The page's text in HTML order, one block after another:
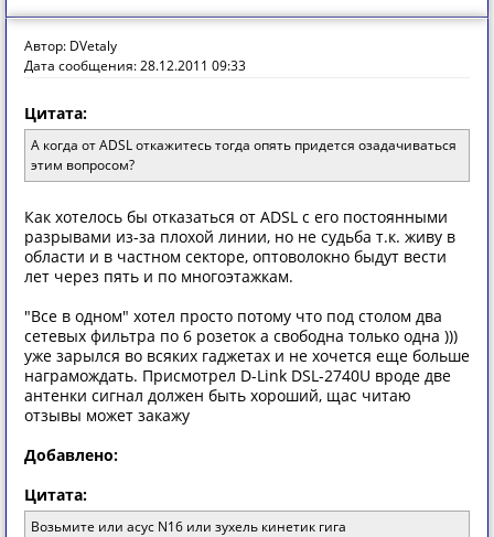
Автор: DVetaly
Дата сообщения: 28.12.2011 09:33
Цитата:
А когда от ADSL откажитесь тогда опять придется озадачиваться
этим вопросом?
Как хотелось бы отказаться от ADSL с его постоянными
разрывами из-за плохой линии, но не судьба т.к. живу в
области и в частном секторе, оптоволокно быдут вести
лет через пять и по многоэтажкам.
"Все в одном" хотел просто потому что под столом два
сетевых фильтра по 6 розеток а свободна только одна )))
уже зарылся во всяких гаджетах и не хочется еще больше
награмождать. Присмотрел D-Link DSL-2740U вроде две
антенки сигнал должен быть хороший, щас читаю
отзывы может закажу
Добавлено:
Цитата:
Возьмите или асус N16 или зухель кинетик гига